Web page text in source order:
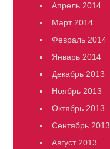
Апрель 2014
Март 2014
Февраль 2014
Январь 2014
Декабрь 2013
Ноябрь 2013
Октябрь 2013
Сентябрь 2013
Август 2013